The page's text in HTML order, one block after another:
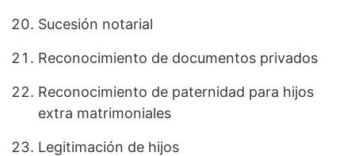
Sucesión notarial
Reconocimiento de documentos privados
Reconocimiento de paternidad para hijos
extra matrimoniales
Legitimación de hijos